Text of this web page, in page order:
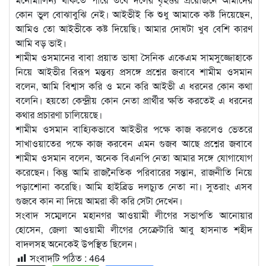
কোন ভুল বোঝাবুঝি নেই। আইভীই কি শুধু আমাকে কষ্ট দিয়েছেন,
আমিও তো আইভীকে কষ্ট দিয়েছি। আমার দোষটা খুব বেশি কারণ
আমি বড় ভাই।
শামীম ওসমানের বাবা প্রয়াত ভাষা সৈনিক একেএম সামসুজ্জোহাকে
নিয়ে আইভীর বিরূপ মন্তব্য প্রসঙ্গে প্রশ্নের জবাবে শামীম ওসমান
বলেন, আমি বিশ্বাস করি ও মনে করি আইভী এ ধরনের কোন কথা
বলেনি। হয়তো কেন্দ্রীয় কোন নেতা প্রার্থীর ক্ষতি করতেই এ ধরনের
কথার প্রচারণা চালিয়েছে।
শামীম ওসমান বাহ্যিকভাবে আইভীর পক্ষে কাজ করলেও ভেতরে
সাখাওয়াতের পক্ষে কাজ করবেন এমন গুজব আছে প্রশ্নের জবাবে
শামীম ওসমান বলেন, অনেক বিএনপি নেতা আমার সঙ্গে যোগাযোগ
করেছেন। কিন্তু আমি রাজনৈতিক পরিবারের সন্তান, রাজনীতি নিয়ে
পড়াশোনা করেছি। আমি হাইব্রিড দলচ্যুত নেতা না। সুতরাং এসব
গুজবে কান না দিয়ে আমরা কী করি সেটা দেখেন।
সংবাদ সম্মেলনে মহানগর আওয়ামী লীগের সভাপতি আনোয়ার
হোসেন, জেলা আওয়ামী লীগের সেক্রেটারি আবু হাসনাত শহীদ
বাদলসহ অনেকেই উপস্থিত ছিলেন।
সংবাদটি পঠিত : 464